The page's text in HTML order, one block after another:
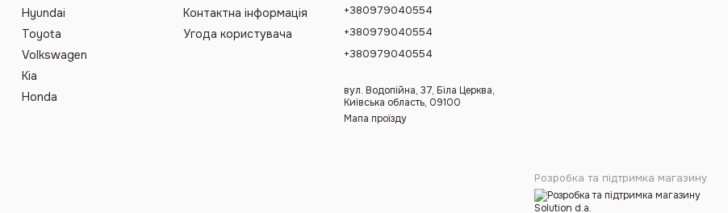
Hyundai
Toyota
Volkswagen
Kia
Honda
Контактна інформація
Угода користувача
+380979040554
+380979040554
+380979040554
вул. Водопійна, 37, Біла Церква,
Київська область, 09100
Мапа проїзду
Розробка та підтримка магазину